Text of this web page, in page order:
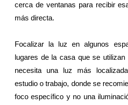
cerca de ventanas para recibir
más directa.
Focalizar la luz en algunos
lugares de la casa que se
necesita una luz más
estudio o trabajo, donde se
foco específico y no una